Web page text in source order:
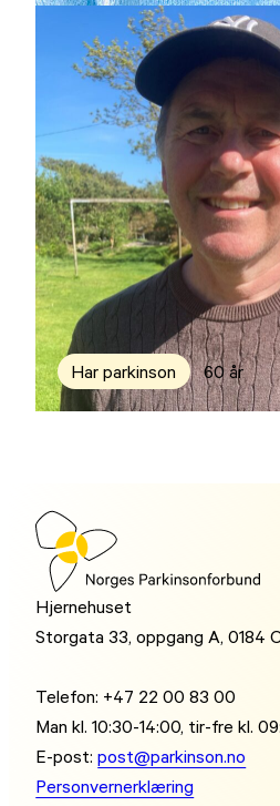
Har parkinson 60 år
Hjernehuset
Storgata 33, oppgang A, 0184
Telefon: +47 22 00 83 00
Man kl. 10:30-14:00, tir-fre kl.
E-post:post@parkinson.no
Personvernerklæring